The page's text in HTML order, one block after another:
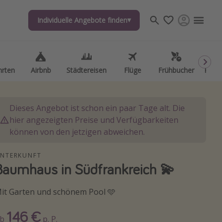
Individuelle Angebote finden
Airbnb Städtereisen Flüge Frühbucher
Individuelle Angebote finden
Airbnb Städtereisen Flüge Frühbucher
Dieses Angebot ist schon ein paar Tage alt. Die
hier angezeigten Preise und Verfügbarkeiten
können von den jetzigen abweichen.
in Südfrankreich 💫
Garten und schönem Pool 🩵
146 € p. P.